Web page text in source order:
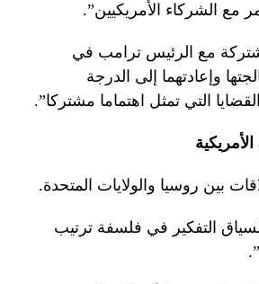
الشركاء الأمريكيين”.
مع الرئيس ترامب في
وإعادتهما إلى الدرجة
التي تمثل اهتماما مشتركا”.
بين روسيا والولايات المتحدة.
التفكير في فلسفة ترتيب